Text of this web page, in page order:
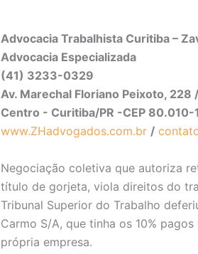
Advocacia Trabalhista Curitiba –
Advocacia Especializada
(41) 3233-0329
Av. Marechal Floriano Peixoto, 228
Centro - Curitiba/PR -CEP 80.010-
www.ZHadvogados.com.br /
Negociação coletiva que autoriza
título de gorjeta, viola direitos do
Tribunal Superior do Trabalho
Carmo S/A, que tinha os 10%
própria empresa.